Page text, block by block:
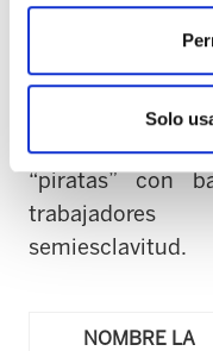
Solo
respetuosas con
de soportar esta
Según ELA, las
el empleo de
“piratas” con
semiesclavitud.
NOMBRE LA